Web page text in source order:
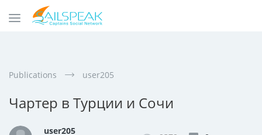
Publications user205
Чартер в Турции и Сочи
user205